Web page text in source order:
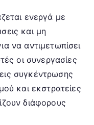
ενεργά με
και μη
να αντιμετωπίσει
οι συνεργασίες
συγκέντρωσης
και εκστρατείες
διάφορους